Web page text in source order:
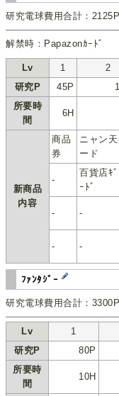
研究電球費用合計：2125P
解禁時：Papazonｶｰﾄﾞ
Lv 1 2
研究P
45P
所要時
間
6H
新商品
内容
商品
券
ニャン天
ード
-
百貨店ｷ
ｰﾄﾞ
- -
- -
ﾌｧﾝﾀｼﾞｰ
研究電球費用合計：3300P
Lv 1
研究P
80P
所要時
間
10H